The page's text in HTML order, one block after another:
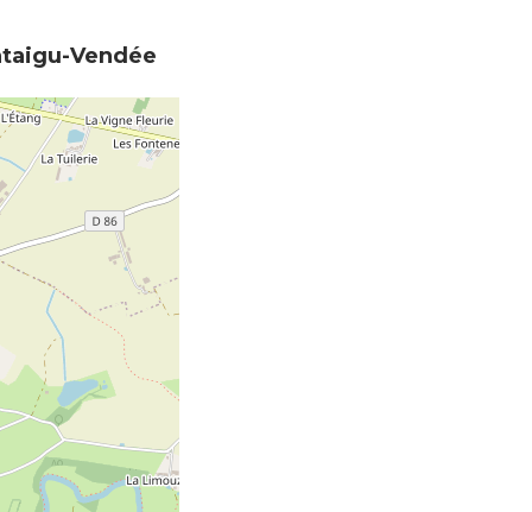
Vendée